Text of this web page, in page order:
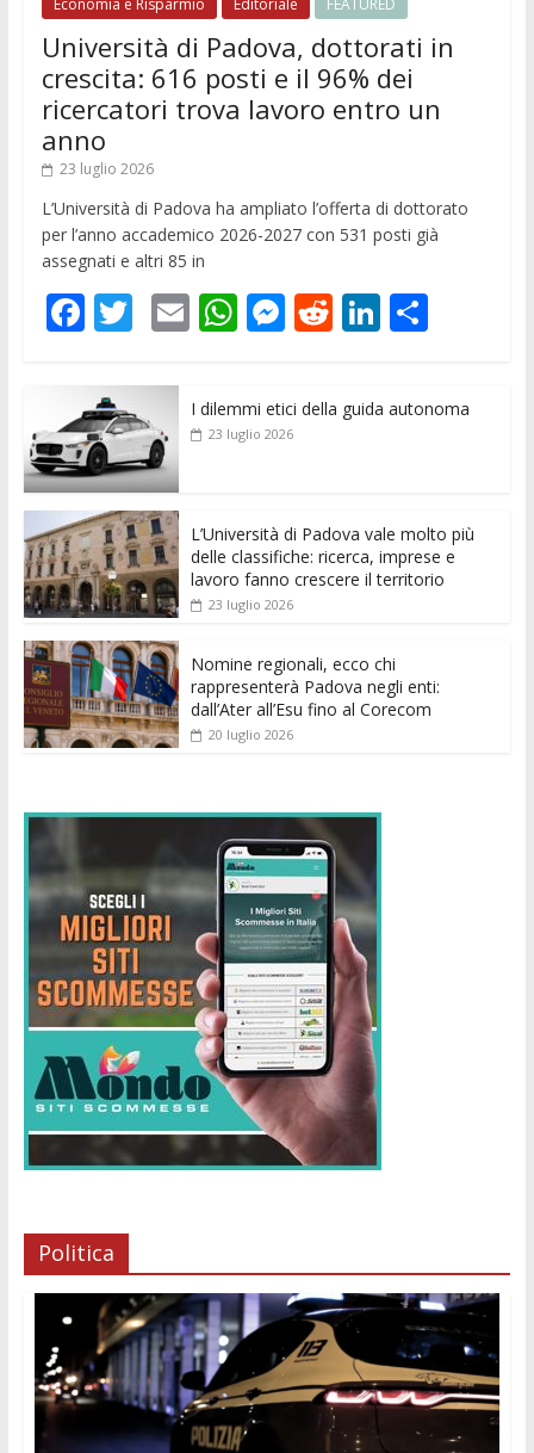
Università di Padova, dottorati in
crescita: 616 posti e il 96% dei
ricercatori trova lavoro entro un
anno
23 luglio 2026
L’Università di Padova ha ampliato l’offerta di dottorato
per l’anno accademico 2026-2027 con 531 posti già
assegnati e altri 85 in
F
e
b
o
o
k
T
itt
er
E
l
W
s
p
M
e
er
R
di
Li
e
C
di
I dilemmi etici della guida autonoma
23 luglio 2026
L’Università di Padova vale molto più
delle classifiche: ricerca, imprese e
lavoro fanno crescere il territorio
23 luglio 2026
Nomine regionali, ecco chi
rappresenterà Padova negli enti:
dall’Ater all’Esu fino al Corecom
20 luglio 2026
Politica